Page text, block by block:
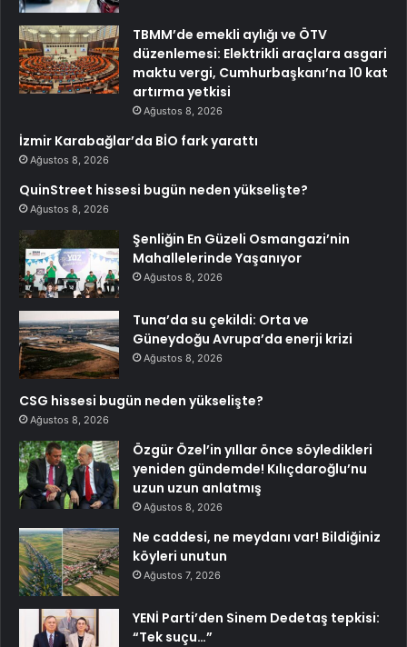
TBMM’de emekli aylığı ve ÖTV
düzenlemesi: Elektrikli araçlara asgari
maktu vergi, Cumhurbaşkanı’na 10 kat
artırma yetkisi
Ağustos 8, 2026
İzmir Karabağlar’da BİO fark yarattı
Ağustos 8, 2026
QuinStreet hissesi bugün neden yükselişte?
Ağustos 8, 2026
Şenliğin En Güzeli Osmangazi’nin
Mahallelerinde Yaşanıyor
Ağustos 8, 2026
Tuna’da su çekildi: Orta ve
Güneydoğu Avrupa’da enerji krizi
Ağustos 8, 2026
CSG hissesi bugün neden yükselişte?
Ağustos 8, 2026
Özgür Özel’in yıllar önce söyledikleri
yeniden gündemde! Kılıçdaroğlu’nu
uzun uzun anlatmış
Ağustos 8, 2026
Ne caddesi, ne meydanı var! Bildiğiniz
köyleri unutun
Ağustos 7, 2026
YENİ Parti’den Sinem Dedetaş tepkisi:
“Tek suçu…”